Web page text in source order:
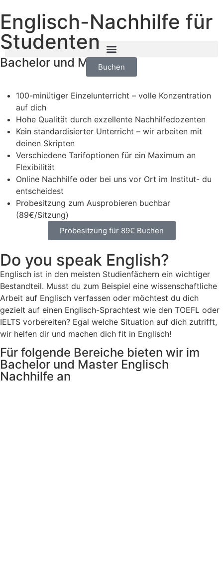
Buchen
Englisch-Nachhilfe für
Studenten
Bachelor und Master
100-minütiger Einzelunterricht – volle Konzentration
auf dich
Hohe Qualität durch exzellente Nachhilfedozenten
Kein standardisierter Unterricht – wir arbeiten mit
deinen Skripten
Verschiedene Tarifoptionen für ein Maximum an
Flexibilität
Online Nachhilfe oder bei uns vor Ort im Institut- du
entscheidest
Probesitzung zum Ausprobieren buchbar
(89€/Sitzung)
Probesitzung für 89€ Buchen
Do you speak English?
Englisch ist in den meisten Studienfächern ein wichtiger
Bestandteil. Musst du zum Beispiel eine wissenschaftliche
Arbeit auf Englisch verfassen oder möchtest du dich
gezielt auf einen Englisch-Sprachtest wie den TOEFL oder
IELTS vorbereiten? Egal welche Situation auf dich zutrifft,
wir helfen dir und machen dich fit in Englisch!
Für folgende Bereiche bieten wir im
Bachelor und Master Englisch
Nachhilfe an